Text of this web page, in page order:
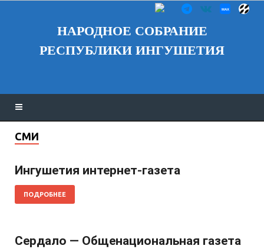
НАРОДНОЕ СОБРАНИЕ
РЕСПУБЛИКИ ИНГУШЕТИЯ
СМИ
Ингушетия интернет-газета
ПОДРОБНЕЕ
Сердало — Общенациональная газета